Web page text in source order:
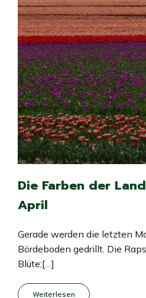
Die Farben der
April
Gerade werden die letzten
Bördeboden gedrillt. Die
Blüte;[…]
Weiterlesen